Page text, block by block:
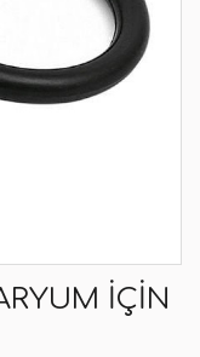
IÇIN